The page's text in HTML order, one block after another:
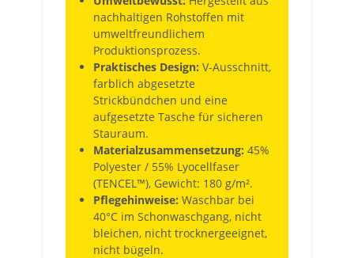
nachhaltigen Rohstoffen mit
umweltfreundlichem
Produktionsprozess.
Praktisches Design: V-Ausschnitt,
farblich abgesetzte
Strickbündchen und eine
aufgesetzte Tasche für sicheren
Stauraum.
Materialzusammensetzung: 45%
Polyester / 55% Lyocellfaser
(TENCEL™), Gewicht: 180 g/m².
Pflegehinweise: Waschbar bei
40°C im Schonwaschgang, nicht
bleichen, nicht trocknergeeignet,
nicht bügeln.